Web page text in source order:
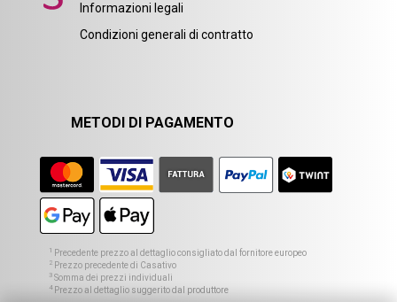
Informazioni legali
Condizioni generali di contratto
METODI DI PAGAMENTO
1 Precedente prezzo al dettaglio consigliato dal fornitore europeo
2 Prezzo precedente di Casativo
3 Somma dei prezzi individuali
4 Prezzo al dettaglio suggerito dal produttore